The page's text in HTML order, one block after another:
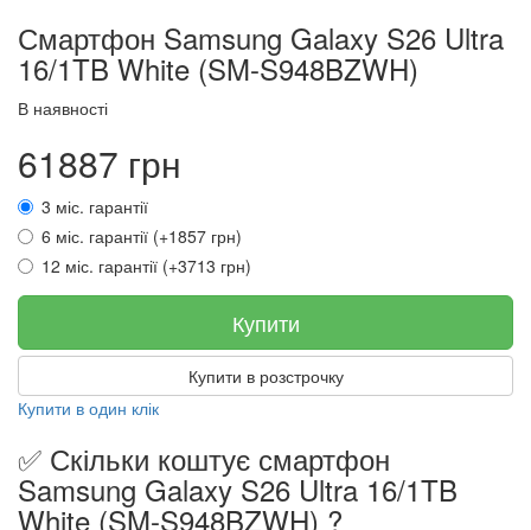
Смартфон Samsung Galaxy S26 Ultra
16/1TB White (SM-S948BZWH)
В наявності
61887 грн
3 міс. гарантії
6 міс. гарантії (+1857 грн)
12 міс. гарантії (+3713 грн)
Купити
Купити в розстрочку
Купити в один клік
✅ Скільки коштує смартфон
Samsung Galaxy S26 Ultra 16/1TB
White (SM-S948BZWH) ?